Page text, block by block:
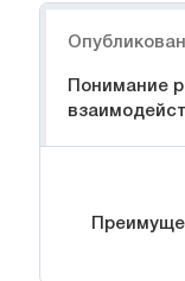
Понимание